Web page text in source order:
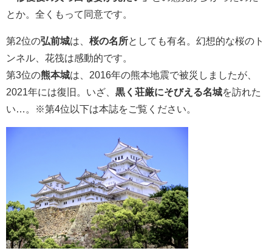
とか。全くもって同意です。
第2位の弘前城は、 桜の名所としても有名。幻想的な桜のト
ンネル、花筏は感動的です。
第3位の熊本城は、2016年の熊本地震で被災しましたが、
2021年には復旧。いざ、 黒く荘厳にそびえる名城を訪れた
い…。※第4位以下は本誌をご覧ください。